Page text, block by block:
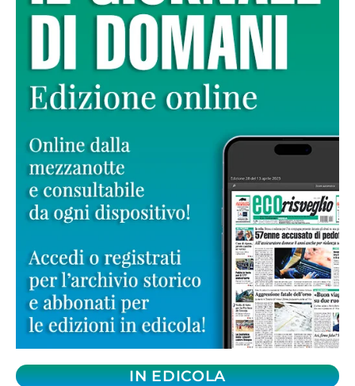
IN EDICOLA